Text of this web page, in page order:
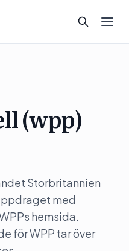
(wpp)
Storbritannien
med
hemsida.
för WPP tar över